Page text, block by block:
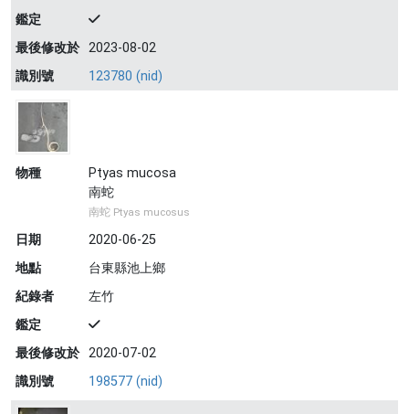
鑑定
最後修改於 2023-08-02
識別號
123780 (nid)
物種
Ptyas mucosa
南蛇
南蛇 Ptyas mucosus
日期
2020-06-25
地點
台東縣池上鄉
紀錄者
左竹
鑑定
最後修改於 2020-07-02
識別號
198577 (nid)